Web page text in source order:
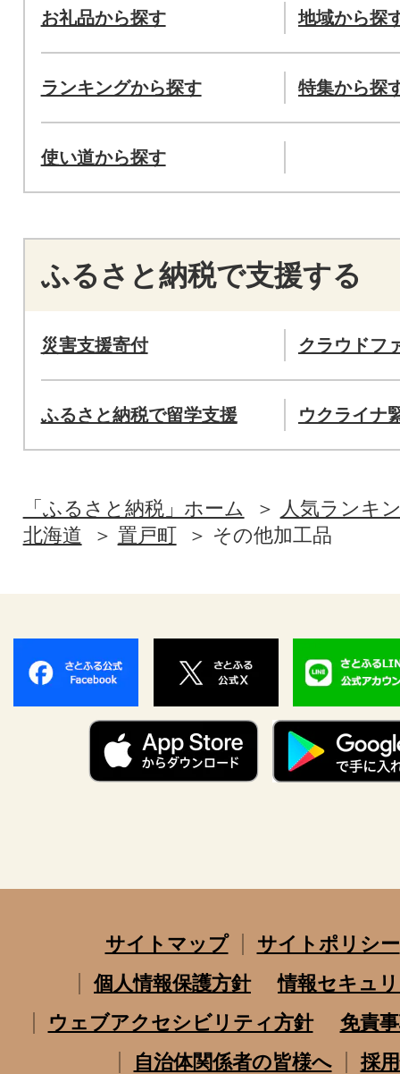
お礼品から探す 地域から探
ランキングから探す 特集から探
使い道から探す
ふるさと納税で支援する
災害支援寄付 クラウドフ
ふるさと納税で留学支援 ウクライナ
「ふるさと納税」ホーム
人気ランキ
北海道
置戸町 その他加工品
サイトマップ
サイトポリシー
個人情報保護方針
情報セキュ
ウェブアクセシビリティ方針
免責
自治体関係者の皆様へ
採